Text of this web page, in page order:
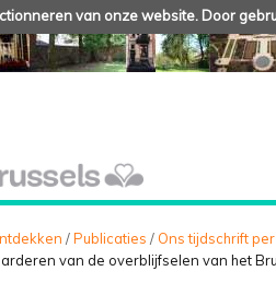
van onze website. Door
/Publicaties / Ons tijdschrift
van de overblijfselen van het